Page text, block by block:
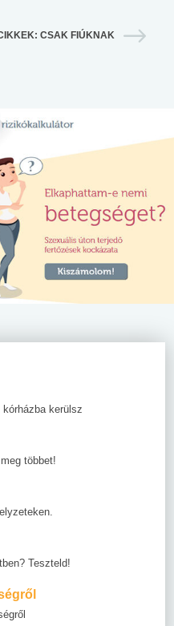
CSAK FIÚKNAK
kerülsz
többet!
Teszteld!